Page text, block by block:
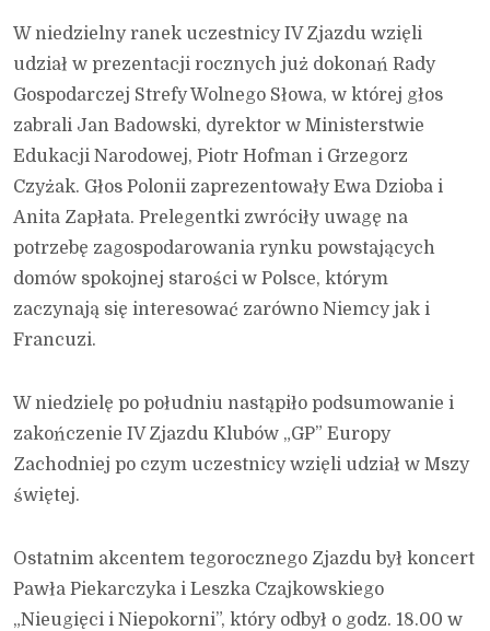
W niedzielny ranek uczestnicy IV Zjazdu wzięli
udział w prezentacji rocznych już dokonań Rady
Gospodarczej Strefy Wolnego Słowa, w której głos
zabrali Jan Badowski, dyrektor w Ministerstwie
Edukacji Narodowej, Piotr Hofman i Grzegorz
Czyżak. Głos Polonii zaprezentowały Ewa Dzioba i
Anita Zapłata. Prelegentki zwróciły uwagę na
potrzebę zagospodarowania rynku powstających
domów spokojnej starości w Polsce, którym
zaczynają się interesować zarówno Niemcy jak i
Francuzi.
W niedzielę po południu nastąpiło podsumowanie i
zakończenie IV Zjazdu Klubów „GP” Europy
Zachodniej po czym uczestnicy wzięli udział w Mszy
świętej.
Ostatnim akcentem tegorocznego Zjazdu był koncert
Pawła Piekarczyka i Leszka Czajkowskiego
„Nieugięci i Niepokorni”, który odbył o godz. 18.00 w